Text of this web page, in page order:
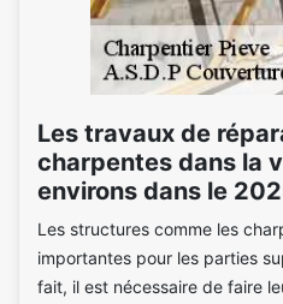
Les travaux de
charpentes dans la
environs dans le
Les structures comme les
importantes pour les parties
fait, il est nécessaire de faire